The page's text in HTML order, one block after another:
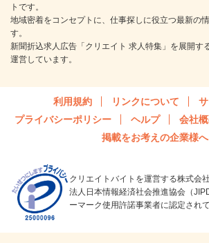
トです。
地域密着をコンセプトに、仕事探しに役立つ最新の
す。
新聞折込求人広告「クリエイト 求人特集」を展開す
運営しています。
利用規約 リンクについて
プライバシーポリシー
ヘルプ 会社
掲載をお考えの企業様へ
クリエイトバイトを運営する株式会
法人日本情報経済社会推進協会（
ーマーク使用許諾事業者に認定されて